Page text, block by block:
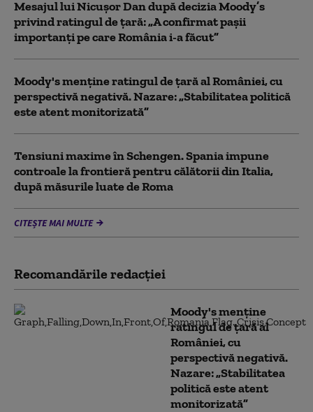
Mesajul lui Nicușor Dan după decizia Moody’s
privind ratingul de țară: „A confirmat pașii
importanți pe care România i-a făcut”
Moody's menține ratingul de țară al României, cu
perspectivă negativă. Nazare: „Stabilitatea politică
este atent monitorizată”
Tensiuni maxime în Schengen. Spania impune
controale la frontieră pentru călătorii din Italia,
după măsurile luate de Roma
CITEȘTE MAI MULTE
Recomandările redacţiei
Moody's menține
ratingul de țară al
României, cu
perspectivă negativă.
Nazare: „Stabilitatea
politică este atent
monitorizată”